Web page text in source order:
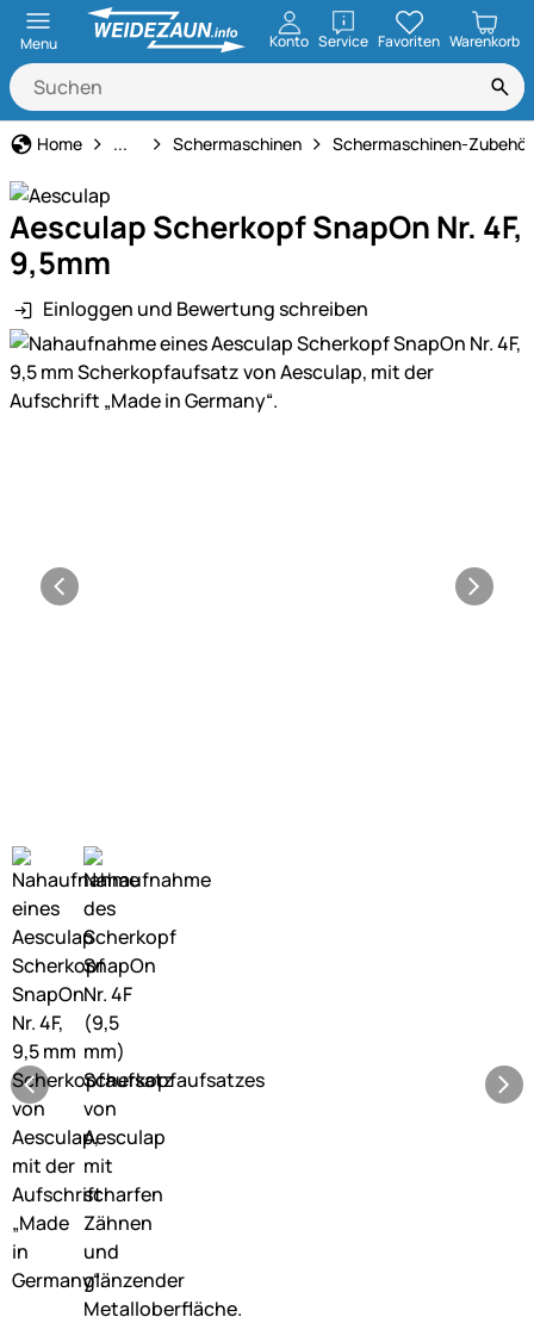
Menu Konto ServiceöffnenFavoriten Warenkorb
Home Tierbedarf
... Schermaschinen Schermaschinen-Zubehör
Aesculap Scherkopf SnapOn Nr. 4F,
9,5mm
Einloggen und Bewertung schreiben
Produktgalerie